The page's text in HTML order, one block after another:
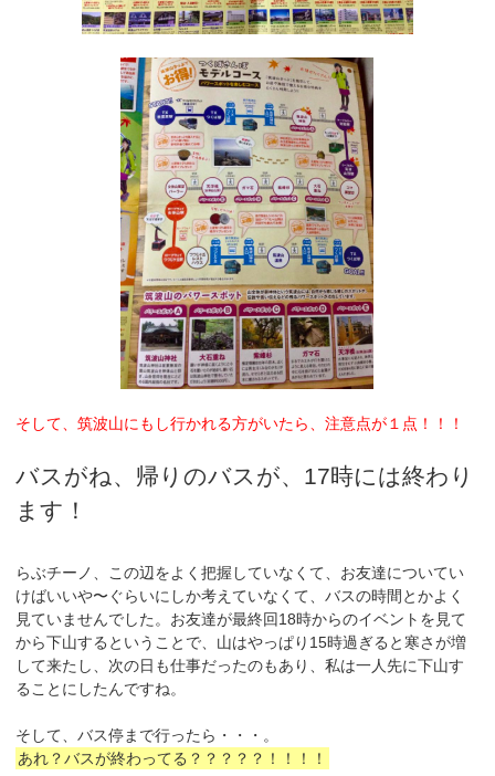
そして、筑波山にもし行かれる方がいたら、注意点が１点！！！
バスがね、帰りのバスが、17時には終わり
ます！
らぶチーノ、この辺をよく把握していなくて、お友達についてい
けばいいや〜ぐらいにしか考えていなくて、バスの時間とかよく
見ていませんでした。お友達が最終回18時からのイベントを見て
から下山するということで、山はやっぱり15時過ぎると寒さが増
して来たし、次の日も仕事だったのもあり、私は一人先に下山す
ることにしたんですね。
そして、バス停まで行ったら・・・。
あれ？バスが終わってる？？？？？！！！！